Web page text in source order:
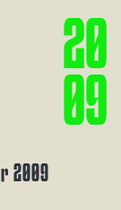
20
09
2009